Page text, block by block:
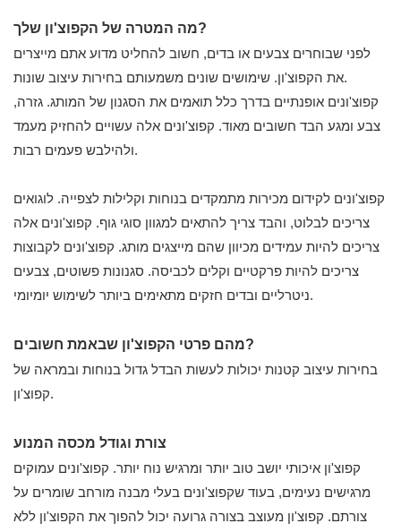
מה המטרה של הקפוצ'ון שלך?
לפני שבוחרים צבעים או בדים, חשוב להחליט מדוע אתם מייצרים
את הקפוצ'ון. שימושים שונים משמעותם בחירות עיצוב שונות.
קפוצ'ונים אופנתיים בדרך כלל תואמים את הסגנון של המותג. גזרה,
צבע ומגע הבד חשובים מאוד. קפוצ'ונים אלה עשויים להחזיק מעמד
ולהילבש פעמים רבות.
קפוצ'ונים לקידום מכירות מתמקדים בנוחות וקלילות לצפייה. לוגואים
צריכים לבלוט, והבד צריך להתאים למגוון סוגי גוף. קפוצ'ונים אלה
צריכים להיות עמידים מכיוון שהם מייצגים מותג. קפוצ'ונים לקבוצות
צריכים להיות פרקטיים וקלים לכביסה. סגנונות פשוטים, צבעים
ניטרליים ובדים חזקים מתאימים ביותר לשימוש יומיומי.
מהם פרטי הקפוצ'ון שבאמת חשובים?
בחירות עיצוב קטנות יכולות לעשות הבדל גדול בנוחות ובמראה של
קפוצ'ון.
צורת וגודל מכסה המנוע
קפוצ'ון איכותי יושב טוב יותר ומרגיש נוח יותר. קפוצ'ונים עמוקים
מרגישים נעימים, בעוד שקפוצ'ונים בעלי מבנה מורחב שומרים על
צורתם. קפוצ'ון מעוצב בצורה גרועה יכול להפוך את הקפוצ'ון ללא